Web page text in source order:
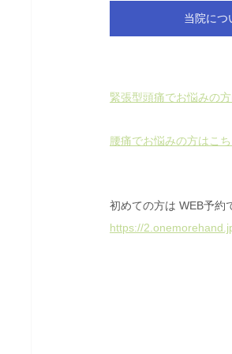
当院につ
緊張型頭痛でお悩みの
腰痛でお悩みの方はこち
初めての方は WEB予約
https://